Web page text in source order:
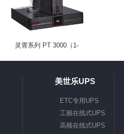
灵霄系列 PT 3000（1-
美世乐UPS
ETC专用UPS
工频在线式UPS
高频在线式UPS